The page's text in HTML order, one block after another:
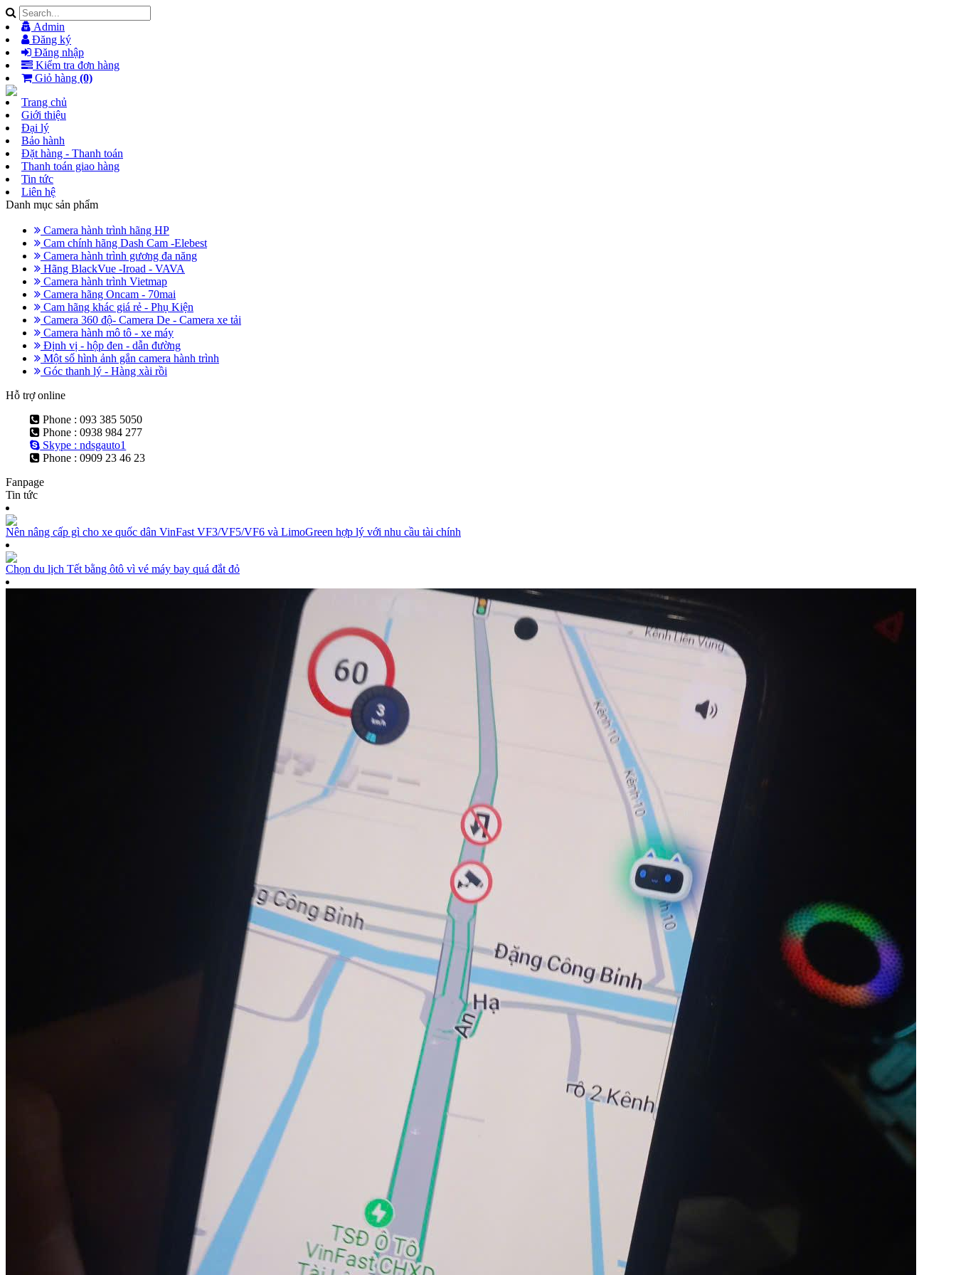
Admin
Đăng ký
Đăng nhập
Kiểm tra đơn hàng
Giỏ hàng (0)
Trang chủ
Giới thiệu
Đại lý
Bảo hành
Đặt hàng - Thanh toán
Thanh toán giao hàng
Tin tức
Liên hệ
Danh mục sản phẩm
Camera hành trình hãng HP
Cam chính hãng Dash Cam -Elebest
Camera hành trình gương đa năng
Hãng BlackVue -Iroad - VAVA
Camera hành trình Vietmap
Camera hãng Oncam - 70mai
Cam hãng khác giá rẻ - Phụ Kiện
Camera 360 độ- Camera De - Camera xe tải
Camera hành mô tô - xe máy
Định vị - hộp đen - dẫn đường
Một số hình ảnh gắn camera hành trình
Góc thanh lý - Hàng xài rồi
Hỗ trợ online
Phone : 093 385 5050
Phone : 0938 984 277
Skype : ndsgauto1
Phone : 0909 23 46 23
Fanpage
Tin tức
Nên nâng cấp gì cho xe quốc dân VinFast VF3/VF5/VF6 và LimoGreen hợp lý với nhu cầu tài chính
Chọn du lịch Tết bằng ôtô vì vé máy bay quá đắt đỏ